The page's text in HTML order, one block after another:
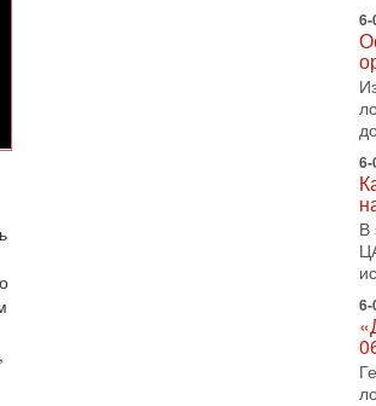
6-
6-
В
6-